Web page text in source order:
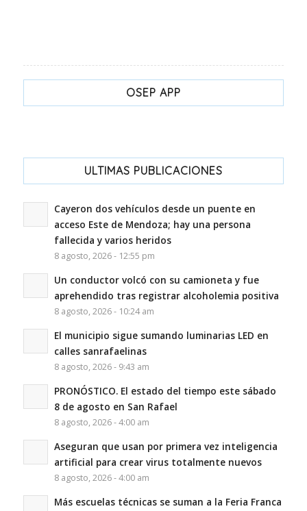
OSEP APP
ULTIMAS PUBLICACIONES
Cayeron dos vehículos desde un puente en
acceso Este de Mendoza; hay una persona
fallecida y varios heridos
8 agosto, 2026 - 12:55 pm
Un conductor volcó con su camioneta y fue
aprehendido tras registrar alcoholemia positiva
8 agosto, 2026 - 10:24 am
El municipio sigue sumando luminarias LED en
calles sanrafaelinas
8 agosto, 2026 - 9:43 am
PRONÓSTICO. El estado del tiempo este sábado
8 de agosto en San Rafael
8 agosto, 2026 - 4:00 am
Aseguran que usan por primera vez inteligencia
artificial para crear virus totalmente nuevos
8 agosto, 2026 - 4:00 am
Más escuelas técnicas se suman a la Feria Franca